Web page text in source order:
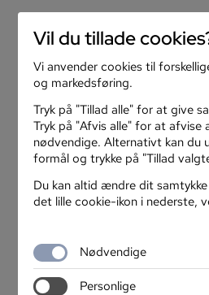
arrow_backInspiration
Vil du tillade
Vi anvender cookies til
og markedsføring.
Tryk på "Tillad alle" for at give
Tryk på "Afvis alle" for at afvise
nødvendige. Alternativt kan du
formål og trykke på "Tillad
Du kan altid ændre dit
det lille cookie-ikon i nederste,
Nødvendige
Personlige